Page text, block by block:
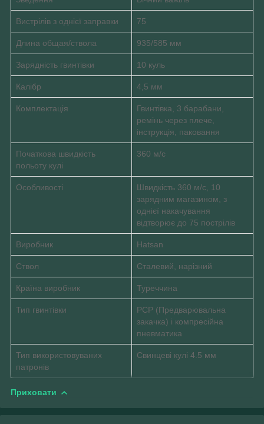
Вистрілів з однієї заправки 75
Длина общая/ствола 935/585 мм
Зарядність гвинтівки 10 куль
Калібр 4,5 мм
Комплектація
Гвинтівка, 3 барабани,
ремінь через плече,
інструкція, паковання
Початкова швидкість
польоту кулі
360 м/с
Особливості
Швидкість 360 м/с, 10
зарядним магазином, з
однієї накачування
відтворює до 75 пострілів
Виробник Hatsan
Ствол Сталевий, нарізний
Країна виробник Туреччина
Тип гвинтівки
РСР (Предварювальна
закачка) і компресійна
пневматика
Тип використовуваних
патронів
Cвинцеві кулі 4.5 мм
Приховати